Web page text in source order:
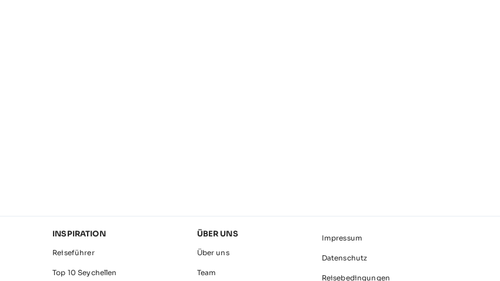
INSPIRATION
Reiseführer
Top 10 Seychellen
ÜBER UNS
Über uns
Team
Impressum
Datenschutz
Reisebedingungen